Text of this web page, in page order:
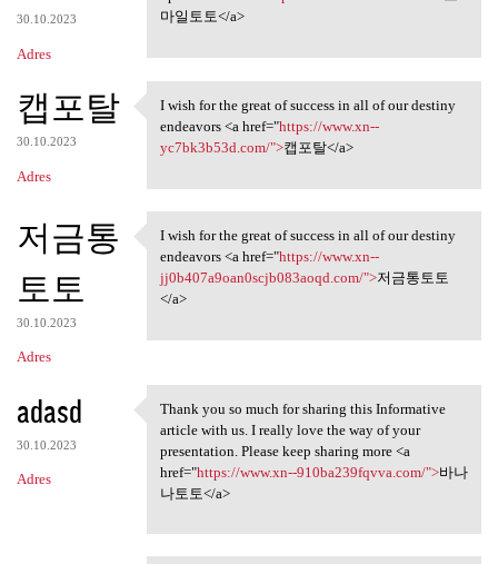
30.10.2023
Adres
마일토토</a>
캡포탈
30.10.2023
Adres
I wish for the great of
I wish for the great of success in all of our destiny
endeavors <a href="https://www.xn--
yc7bk3b53d.com/">캡포탈</a>
저금통
토토
30.10.2023
Adres
I wish for the great of
I wish for the great of success in all of our destiny
endeavors <a href="https://www.xn--
jj0b407a9oan0scjb083aoqd.com/">저금통토토
</a>
adasd
30.10.2023
Adres
Thank you so much for sharing
Thank you so much for sharing this Informative
article with us. I really love the way of your
presentation. Please keep sharing more <a
href="https://www.xn--910ba239fqvva.com/">바나
나토토</a>